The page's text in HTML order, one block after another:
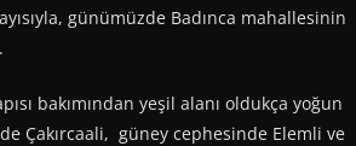
günümüzde Badınca mahallesinin
bakımından yeşil alanı oldukça yoğun
Çakırcaali, güney cephesinde Elemli ve